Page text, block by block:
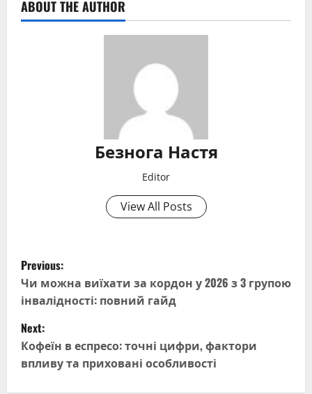
ABOUT THE AUTHOR
Безнога Настя
Editor
View All Posts
P
o
s
t
n
Previous:
Чи можна виїхати за кордон у 2026 з 3 групою
інвалідності: повний гайд
Next:
Кофеїн в еспресо: точні цифри, фактори
впливу та приховані особливості